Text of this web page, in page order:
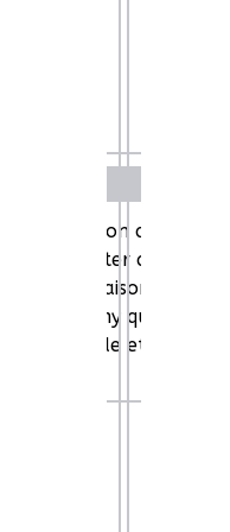
une maison
de discuter avec
de la maison pour
de Samy qui,
en aide et tenter